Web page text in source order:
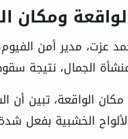
ومكان
عزت، مدير أمن
منشأة الجمال، نتيجة
الخشبية بفعل